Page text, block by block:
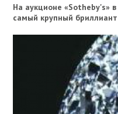
На аукционе «Sotheby's»
самый крупный бриллиант